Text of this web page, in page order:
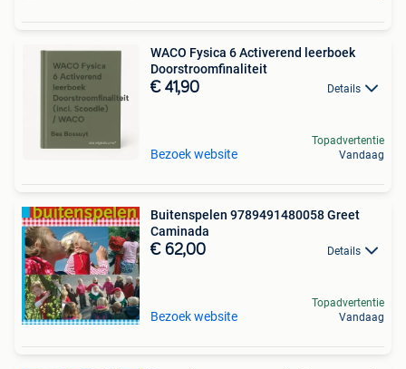
WACO Fysica 6 Activerend leerboek
Doorstroomfinaliteit
€ 41,90 Details
Bezoek website
Topadvertentie
Vandaag
Buitenspelen 9789491480058 Greet
Caminada
€ 62,00 Details
Bezoek website
Topadvertentie
Vandaag